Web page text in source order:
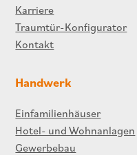
Karriere
Traumtür-Konfigurator
Kontakt
Handwerk
Einfamilienhäuser
Hotel- und Wohnanlagen
Gewerbebau